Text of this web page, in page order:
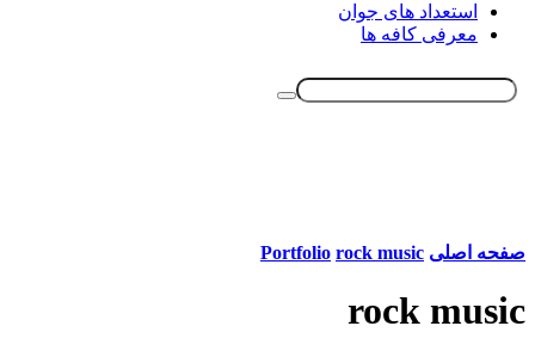
استعداد های جوان
معرفی کافه ها
صفحه اصلی Portfolio rock music
rock music